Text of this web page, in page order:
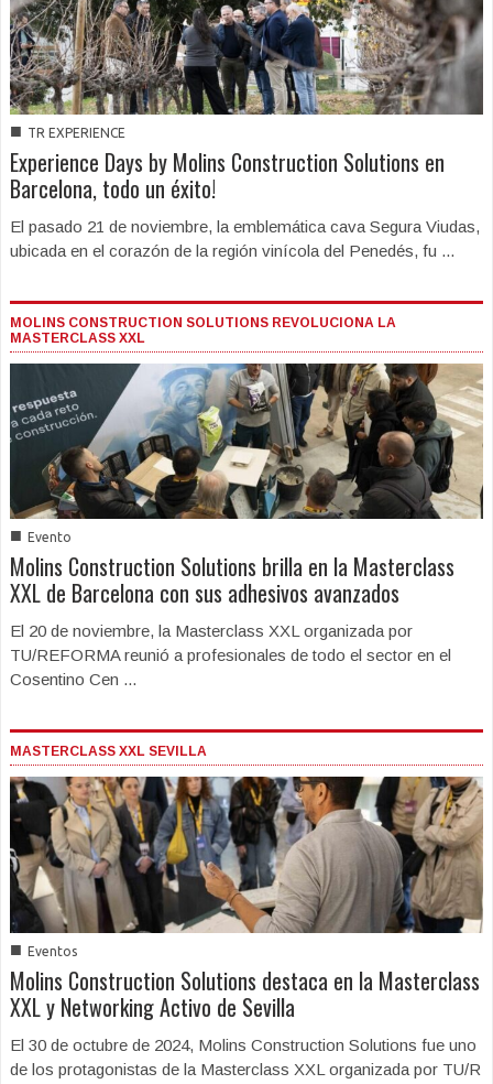
■ TR EXPERIENCE
Experience Days by Molins Construction Solutions en
Barcelona, todo un éxito!
El pasado 21 de noviembre, la emblemática cava Segura Viudas,
ubicada en el corazón de la región vinícola del Penedés, fu ...
MOLINS CONSTRUCTION SOLUTIONS REVOLUCIONA LA
MASTERCLASS XXL
■ Evento
Molins Construction Solutions brilla en la Masterclass
XXL de Barcelona con sus adhesivos avanzados
El 20 de noviembre, la Masterclass XXL organizada por
TU/REFORMA reunió a profesionales de todo el sector en el
Cosentino Cen ...
MASTERCLASS XXL SEVILLA
■ Eventos
Molins Construction Solutions destaca en la Masterclass
XXL y Networking Activo de Sevilla
El 30 de octubre de 2024, Molins Construction Solutions fue uno
de los protagonistas de la Masterclass XXL organizada por TU/R